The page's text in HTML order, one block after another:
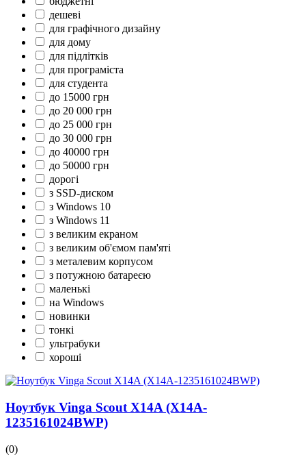
дешеві
для графічного дизайну
для дому
для підлітків
для програміста
для студента
до 15000 грн
до 20 000 грн
до 25 000 грн
до 30 000 грн
до 40000 грн
до 50000 грн
дорогі
з SSD-диском
з Windows 10
з Windows 11
з великим екраном
з великим об'ємом пам'яті
з металевим корпусом
з потужною батареєю
маленькі
на Windows
новинки
тонкі
ультрабуки
хороші
Ноутбук Vinga Scout X14A (X14A-
1235161024BWP)
(0)